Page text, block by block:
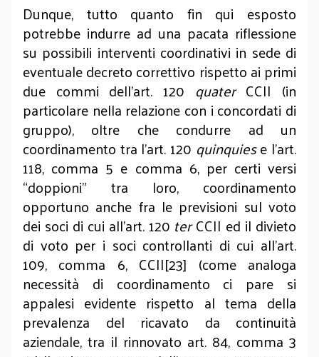
Dunque, tutto quanto fin qui esposto
potrebbe indurre ad una pacata riflessione
su possibili interventi coordinativi in sede di
eventuale decreto correttivo rispetto ai primi
due commi dell’art. 120 quaterCCII (in
particolare nella relazione con i concordati di
gruppo), oltre che condurre ad un
coordinamento tra l’art. 120 quinquiese l’art.
118, comma 5 e comma 6, per certi versi
“doppioni” tra loro, coordinamento
opportuno anche fra le previsioni sul voto
dei soci di cui all’art. 120 terCCII ed il divieto
di voto per i soci controllanti di cui all’art.
109, comma 6, CCII[23] (come analoga
necessità di coordinamento ci pare si
appalesi evidente rispetto al tema della
prevalenza del ricavato da continuità
aziendale, tra il rinnovato art. 84, comma 3